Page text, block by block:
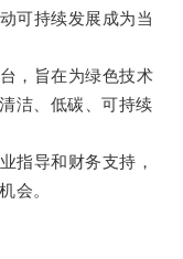
可持续发展成为当
，旨在为绿色技术
洁、低碳、可持续
导和财务支持，
会。